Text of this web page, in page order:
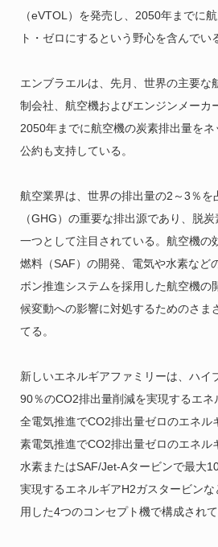
（eVTOL）を発売し、2050年までに
ト・ゼロにするという野心を含んでい
エンブラエルは、先月、世界の主要な
制会社、航空機およびエンジンメーカ
2050年までに航空機の炭素排出量を
公約も支持している。
航空業界は、世界の排出量の2～3％を
（GHG）の重要な排出源であり、脱
一つとして注目されている。航空機の
燃料（SAF）の開発、電気や水素など
ボン推進システムを採用した航空機の
候変動への影響に対処するためのさま
てる。
新しいエネルギアファミリーは、ハイ
90％のCO2排出量削減を実現するエ
全電気推進でCO2排出量ゼロのエネル
素電気推進でCO2排出量ゼロのエネル
水素またはSAF/Jet-Aタービンで最大
実現するエネルギアH2ガスタービン
用した4つのコンセプト機で構成されて